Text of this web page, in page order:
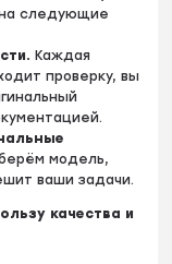
следующие
Каждая
проверку, вы
модель,
ваши задачи.
качества и